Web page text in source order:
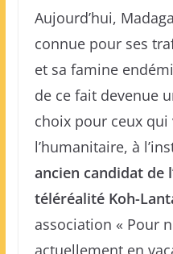
Aujourd’hui,
connue pour ses
et sa famine
de ce fait devenue
choix pour ceux
l’humanitaire, à
ancien candidat de
téléréalité Koh-
association « Pour
actuellement en